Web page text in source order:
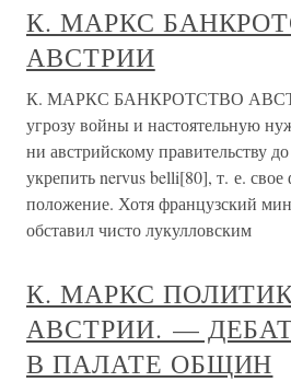
К. МАРКС
АВСТРИИ
К. МАРКС БАНКРОТСТВО
угрозу войны и настоятельную
ни австрийскому правительству
укрепить nervus belli[80], т. е.
положение. Хотя французский
обставил чисто лукулловским
К. МАРКС
АВСТРИИ. —
В ПАЛАТЕ ОБЩИН